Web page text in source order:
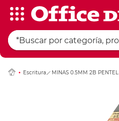
Escritura MINAS 0.5MM 2B PENTEL